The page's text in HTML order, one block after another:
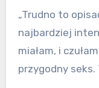
„Trudno to
najbardziej
miałam, i
przygodny seks.